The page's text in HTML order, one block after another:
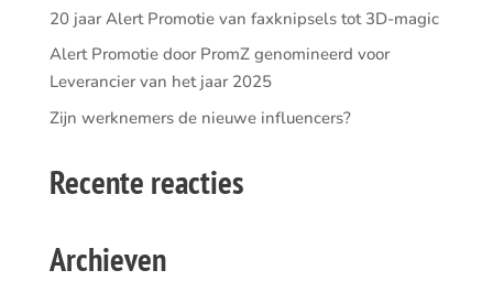
20 jaar Alert Promotie van faxknipsels tot 3D-magic
Alert Promotie door PromZ genomineerd voor
Leverancier van het jaar 2025
Zijn werknemers de nieuwe influencers?
Recente reacties
Archieven